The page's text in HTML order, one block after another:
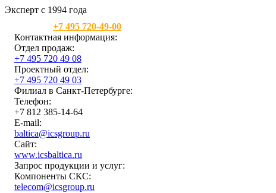
Эксперт с 1994 года
+7 495 720-49-00
Контактная информация:
Отдел продаж:
+7 495 720 49 08
Проектный отдел:
+7 495 720 49 03
Филиал в Санкт-Петербурге:
Телефон:
+7 812 385-14-64
E-mail:
baltica@icsgroup.ru
Сайт:
www.icsbaltica.ru
Запрос продукции и услуг:
Компоненты СКС:
telecom@icsgroup.ru